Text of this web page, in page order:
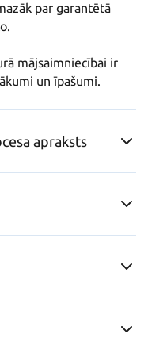
mājsaimniecībai ir
un īpašumi.
apraksts